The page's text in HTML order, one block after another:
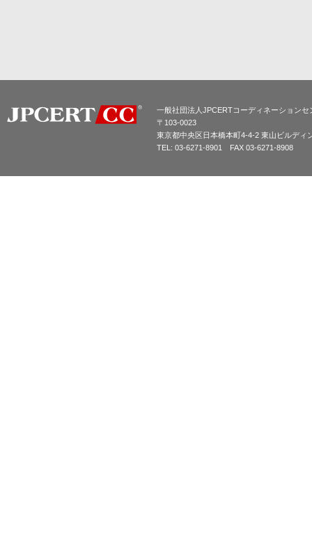
一般社団法人JPCERTコーディネーションセ
〒103-0023
東京都中央区日本橋本町4-4-2 東山ビルディ
TEL: 03-6271-8901 FAX 03-6271-8908